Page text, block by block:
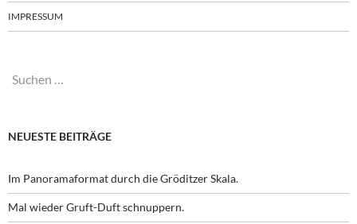
IMPRESSUM
Suchen
NEUESTE BEITRÄGE
Im Panoramaformat durch die Gröditzer Skala.
Mal wieder Gruft-Duft schnuppern.